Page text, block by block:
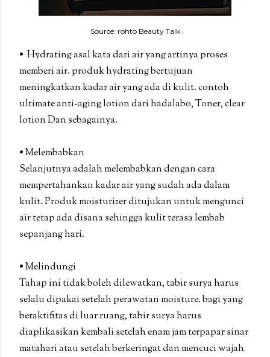
Source: rohto Beauty Talk
• Hydrating asal kata dari air yang artinya proses
memberi air. produk hydrating bertujuan
meningkatkan kadar air yang ada di kulit. contoh
ultimate anti-aging lotion dari hadalabo, Toner, clear
lotion Dan sebagainya.
• Melembabkan
Selanjutnya adalah melembabkan dengan cara
mempertahankan kadar air yang sudah ada dalam
kulit. Produk moisturizer ditujukan untuk mengunci
air tetap ada disana sehingga kulit terasa lembab
sepanjang hari.
• Melindungi
Tahap ini tidak boleh dilewatkan, tabir surya harus
selalu dipakai setelah perawatan moisture. bagi yang
beraktifitas di luar ruang, tabir surya harus
diaplikasikan kembali setelah enam jam terpapar sinar
matahari atau setelah berkeringat dan mencuci wajah